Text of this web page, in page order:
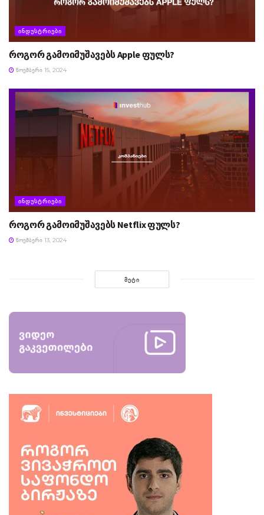
ᲘᲜᲓᲣᲡᲢᲠᲘᲔᲑᲘ
როგორ გამოიმუშავებს Apple ფულს?
ᲜᲝᲔᲛᲑᲔᲠᲘ 15, 2024
ᲘᲜᲓᲣᲡᲢᲠᲘᲔᲑᲘ
როგორ გამოიმუშავებს Netflix ფულს?
ᲜᲝᲔᲛᲑᲔᲠᲘ 13, 2024
ᲛᲔᲢᲘ